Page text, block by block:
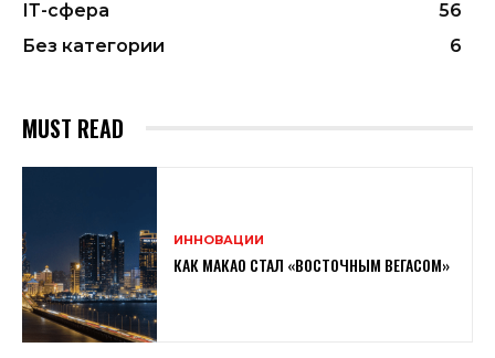
ІТ-сфера
56
Без категории
6
MUST READ
ИННОВАЦИИ
КАК МАКАО СТАЛ «ВОСТОЧНЫМ ВЕГАСОМ»